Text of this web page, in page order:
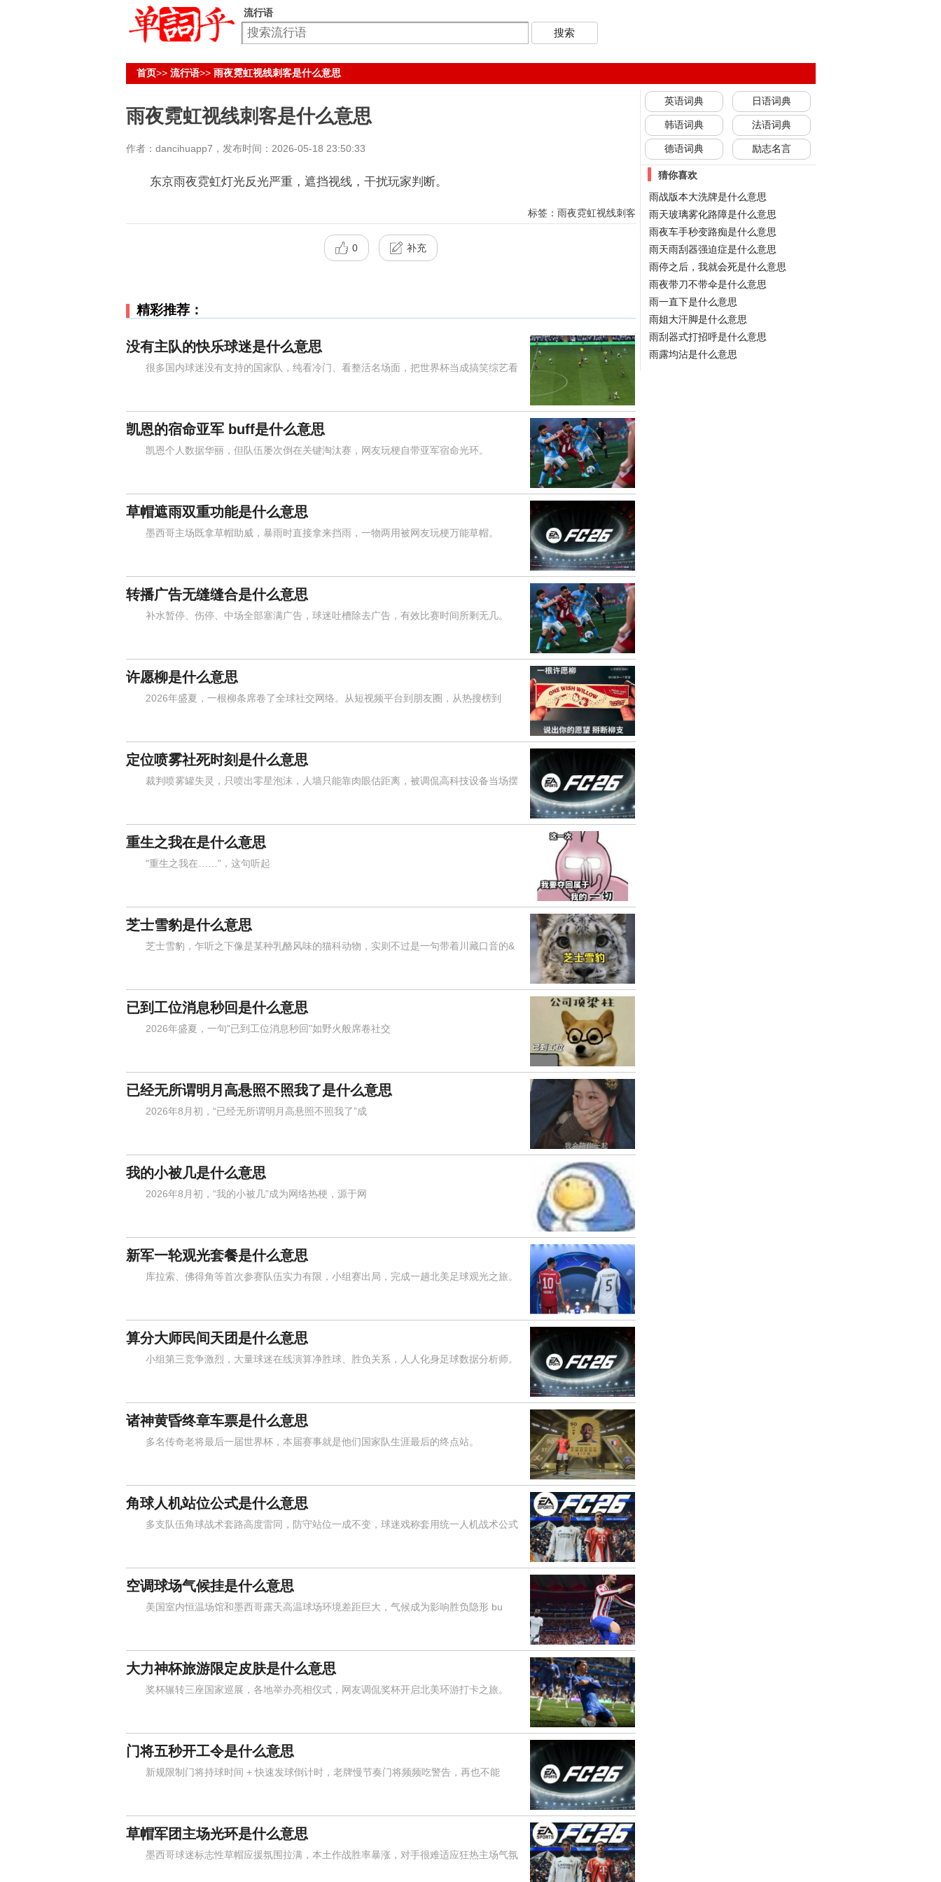
流行语
首页>> 流行语>> 雨夜霓虹视线刺客是什么意思
雨夜霓虹视线刺客是什么意思
作者：dancihuapp7，发布时间：2026-05-18 23:50:33
东京雨夜霓虹灯光反光严重，遮挡视线，干扰玩家判断。
标签：雨夜霓虹视线刺客
0 补充
精彩推荐：
没有主队的快乐球迷是什么意思
很多国内球迷没有支持的国家队，纯看冷门、看整活名场面，把世界杯当成搞笑综艺看
凯恩的宿命亚军 buff是什么意思
凯恩个人数据华丽，但队伍屡次倒在关键淘汰赛，网友玩梗自带亚军宿命光环。
草帽遮雨双重功能是什么意思
墨西哥主场既拿草帽助威，暴雨时直接拿来挡雨，一物两用被网友玩梗万能草帽。
转播广告无缝缝合是什么意思
补水暂停、伤停、中场全部塞满广告，球迷吐槽除去广告，有效比赛时间所剩无几。
许愿柳是什么意思
2026年盛夏，一根柳条席卷了全球社交网络。从短视频平台到朋友圈，从热搜榜到
定位喷雾社死时刻是什么意思
裁判喷雾罐失灵，只喷出零星泡沫，人墙只能靠肉眼估距离，被调侃高科技设备当场摆
重生之我在是什么意思
"重生之我在……"，这句听起
芝士雪豹是什么意思
芝士雪豹，乍听之下像是某种乳酪风味的猫科动物，实则不过是一句带着川藏口音的&
已到工位消息秒回是什么意思
2026年盛夏，一句"已到工位消息秒回"如野火般席卷社交
已经无所谓明月高悬照不照我了是什么意思
2026年8月初，“已经无所谓明月高悬照不照我了”成
我的小被几是什么意思
2026年8月初，“我的小被几”成为网络热梗，源于网
新军一轮观光套餐是什么意思
库拉索、佛得角等首次参赛队伍实力有限，小组赛出局，完成一趟北美足球观光之旅。
算分大师民间天团是什么意思
小组第三竞争激烈，大量球迷在线演算净胜球、胜负关系，人人化身足球数据分析师。
诸神黄昏终章车票是什么意思
多名传奇老将最后一届世界杯，本届赛事就是他们国家队生涯最后的终点站。
角球人机站位公式是什么意思
多支队伍角球战术套路高度雷同，防守站位一成不变，球迷戏称套用统一人机战术公式
空调球场气候挂是什么意思
美国室内恒温场馆和墨西哥露天高温球场环境差距巨大，气候成为影响胜负隐形 bu
大力神杯旅游限定皮肤是什么意思
奖杯辗转三座国家巡展，各地举办亮相仪式，网友调侃奖杯开启北美环游打卡之旅。
门将五秒开工令是什么意思
新规限制门将持球时间 + 快速发球倒计时，老牌慢节奏门将频频吃警告，再也不能
草帽军团主场光环是什么意思
墨西哥球迷标志性草帽应援氛围拉满，本土作战胜率暴涨，对手很难适应狂热主场气氛
英语词典 日语词典
韩语词典 法语词典
德语词典 励志名言
猜你喜欢
雨战版本大洗牌是什么意思
雨天玻璃雾化路障是什么意思
雨夜车手秒变路痴是什么意思
雨天雨刮器强迫症是什么意思
雨停之后，我就会死是什么意思
雨夜带刀不带伞是什么意思
雨一直下是什么意思
雨姐大汗脚是什么意思
雨刮器式打招呼是什么意思
雨露均沾是什么意思